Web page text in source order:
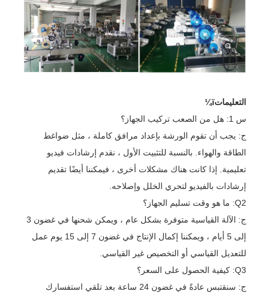
التعليماتï¼
س 1: هل من الصعب تركيب الجهاز؟
ج: يجب أن تقوم الورشة بإعداد مرافق كاملة ، مثل ضواغط
الطاقة والهواء. بالنسبة للتثبيت الأول ، نقدم إرشادات فيديو
تعليمية. إذا كانت هناك مشكلات أخرى ، فيمكننا أيضًا تقديم
إرشادات بالفيديو لتحري الخلل وإصلاحه.
Q2: ما هو وقت تسليم الجهاز؟
ج: الآلة القياسية متوفرة بشكل عام ، ويمكن شحنها في غضون 3
إلى 5 أيام ، ويمكننا إكمال الإنتاج في غضون 7 إلى 15 يوم عمل
للتعديل القياسي أو التخصيص غير القياسي.
Q3: كيفية الحصول على السعر؟
ج: سنقتبس عادةً في غضون 24 ساعة بعد تلقي استفسارك